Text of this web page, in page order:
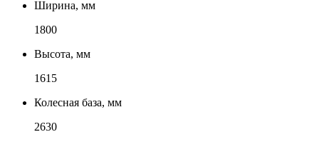
Ширина, мм
1800
Высота, мм
1615
Колесная база, мм
2630